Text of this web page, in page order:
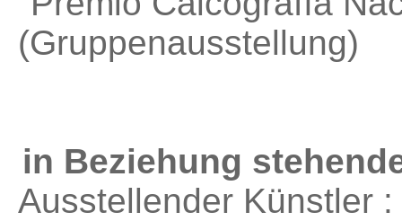
(Gruppenausstellung)
in Beziehung
Ausstellender Künstler